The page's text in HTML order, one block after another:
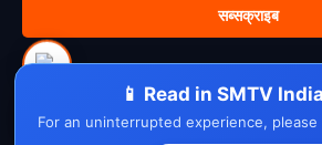
सब्सक्राइब
About UsContact Us DisclaimerPrivacy
📱 Read in SMTV
For an uninterrupted experience,